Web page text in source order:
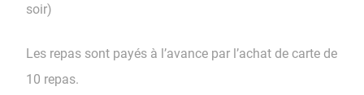
soir)
Les repas sont payés à l’avance par l’achat de carte de
10 repas.